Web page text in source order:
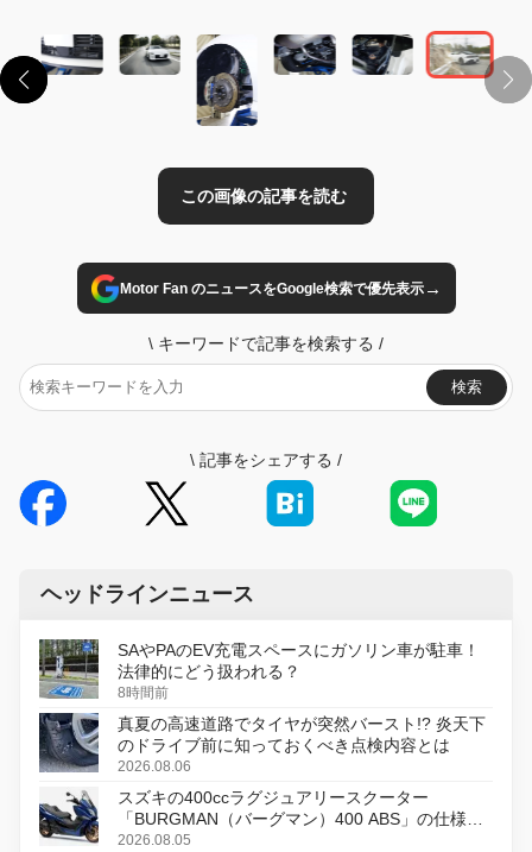
Motor Fan のニュースをGoogle検索で優先表示→
\ キーワードで記事を検索する /
検索
\ 記事をシェアする /
ヘッドラインニュース
SAやPAのEV充電スペースにガソリン車が駐車！
法律的にどう扱われる？
8時間前
真夏の高速道路でタイヤが突然バースト!? 炎天下
のドライブ前に知っておくべき点検内容とは
2026.08.06
スズキの400ccラグジュアリースクーター
「BURGMAN（バーグマン）400 ABS」の仕様を
変更し、8月18日に発売
2026.08.05